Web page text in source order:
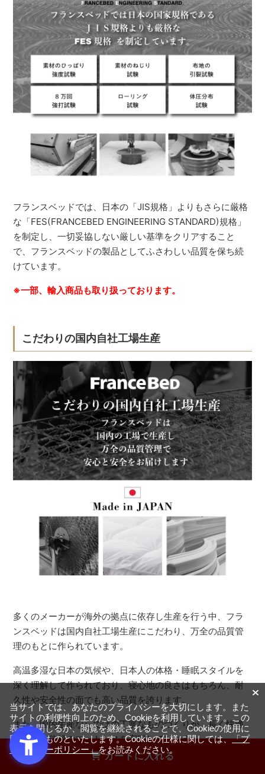
カートに入れる
フランスベッドでは、日本の「JIS規格」よりもさらに厳格
な「FES(FRANCEBED ENGINEERING STANDARD)規格」
を制定し、一切妥協しない厳しい基準をクリアすること
で、フランスベッドの製品としてふさわしい品質を保ち続
けています。
※一部、輸入商品も取り扱っております。
こだわりの国内自社工場生産
多くのメーカーが海外の拠点に依存し生産を行う中、フラ
ンスベッドは国内自社工場生産にこだわり、万全の品質管
理のもとに作られています。
高温多湿な日本の気候や、日本人の体格・睡眠スタイルを
深く理解して作られており、寝心地の良さはもちろん、耐
久性や安全性の面でも高い品質を誇ります。
また、国内生産ならではの丁寧なものづくりが、長く快適
に使える信頼のマットレスを実現しています。
※一部、輸入商品も取り扱っております。
当サイトでは、あなたのプライバシーを大切にします。また
サイトの利便性向上のため、Cookieを利用しています。この
表示を閉じるか、閲覧を継続されることで、Cookieの使用に
同意するものといたします。Cookieの仕様に関しては、「プ
ライバシーポリシー」をお読みください。